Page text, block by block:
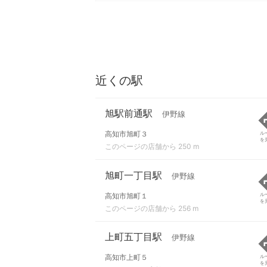
近くの駅
旭駅前通駅 伊野線
高知市旭町３
このページの店舗から 250 m
ル
を
旭町一丁目駅 伊野線
高知市旭町１
このページの店舗から 256 m
ル
を
上町五丁目駅 伊野線
高知市上町５
ル
を